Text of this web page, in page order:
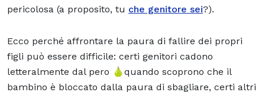
pericolosa (a proposito, tu che genitore sei?).
Ecco perché affrontare la paura di fallire dei propri
figli può essere difficile: certi genitori cadono
letteralmente dal pero 🍐quando scoprono che il
bambino è bloccato dalla paura di sbagliare, certi altri